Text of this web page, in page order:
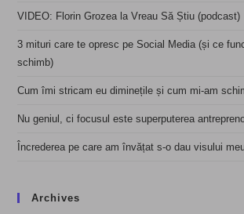
VIDEO: Florin Grozea la Vreau Să Știu (podcast)
3 mituri care te opresc pe Social Media (și ce
schimb)
Cum îmi stricam eu diminețile și cum mi-am
Nu geniul, ci focusul este superputerea
Încrederea pe care am învățat s-o dau visului
Archives